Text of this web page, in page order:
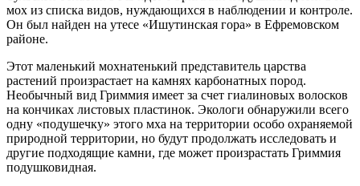
мох из списка видов, нуждающихся в наблюдении и контроле.
Он был найден на утесе «Ишутинская гора» в Ефремовском
районе.
Этот маленький мохнатенький представитель царства
растений произрастает на камнях карбонатных пород.
Необычный вид Гриммия имеет за счет гиалиновых волосков
на кончиках листовых пластинок. Экологи обнаружили всего
одну «подушечку» этого мха на территории особо охраняемой
природной территории, но будут продолжать исследовать и
другие подходящие камни, где может произрастать Гриммия
подушковидная.